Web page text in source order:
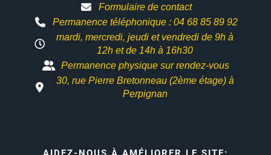
Formulaire de contact
Permanence téléphonique : 04 68 85 89 92
mardi, mercredi, jeudi et vendredi de 9h à
12h etde 14h à 16h30
Permanence physique sur rendez-vous
30, rue Pierre Bretonneau (2ème étage) à
Perpignan